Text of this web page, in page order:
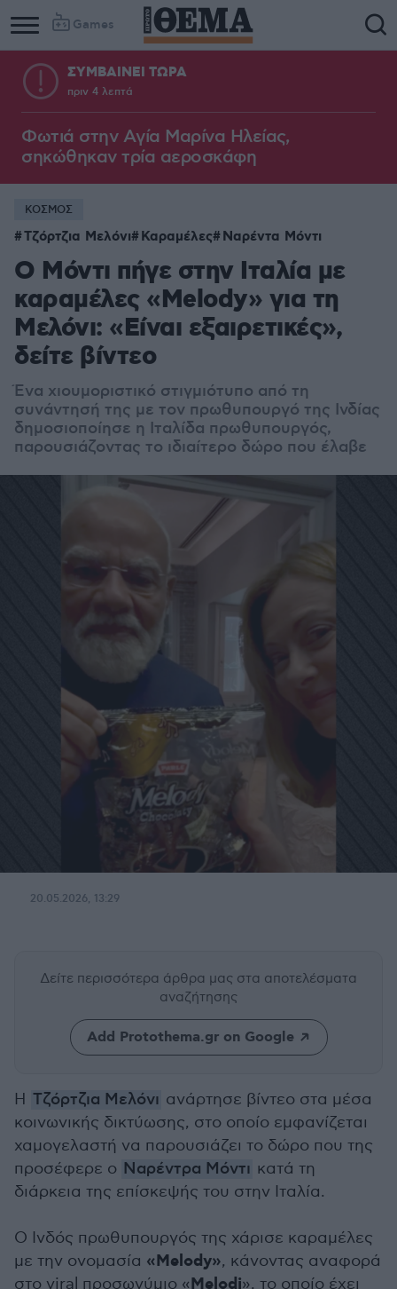
Games
ΣΥΜΒΑΙΝΕΙ ΤΩΡΑ
πριν 4 λεπτά
Φωτιά στην Aγία Μαρίνα Ηλείας,
σηκώθηκαν τρία αεροσκάφη
ΚΟΣΜΟΣ
Τζόρτζια Μελόνι Καραμέλες Ναρέντα Μόντι
Ο Μόντι πήγε στην Ιταλία με
καραμέλες «Melody» για τη
Μελόνι: «Είναι εξαιρετικές»,
δείτε βίντεο
Ένα χιουμοριστικό στιγμιότυπο από τη
συνάντησή της με τον πρωθυπουργό της Ινδίας
δημοσιοποίησε η Ιταλίδα πρωθυπουργός,
παρουσιάζοντας το ιδιαίτερο δώρο που έλαβε
20.05.2026, 13:29
Δείτε περισσότερα άρθρα μας στα αποτελέσματα
αναζήτησης
Add Protothema.gr on Google
Η Τζόρτζια Μελόνι ανάρτησε βίντεο στα μέσα
κοινωνικής δικτύωσης, στο οποίο εμφανίζεται
χαμογελαστή να παρουσιάζει το δώρο που της
προσέφερε ο Ναρέντρα Μόντι κατά τη
διάρκεια της επίσκεψής του στην Ιταλία.
Ο Ινδός πρωθυπουργός της χάρισε καραμέλες
με την ονομασία «Melody», κάνοντας αναφορά
στο viral προσωνύμιο «Melodi», το οποίο έχει